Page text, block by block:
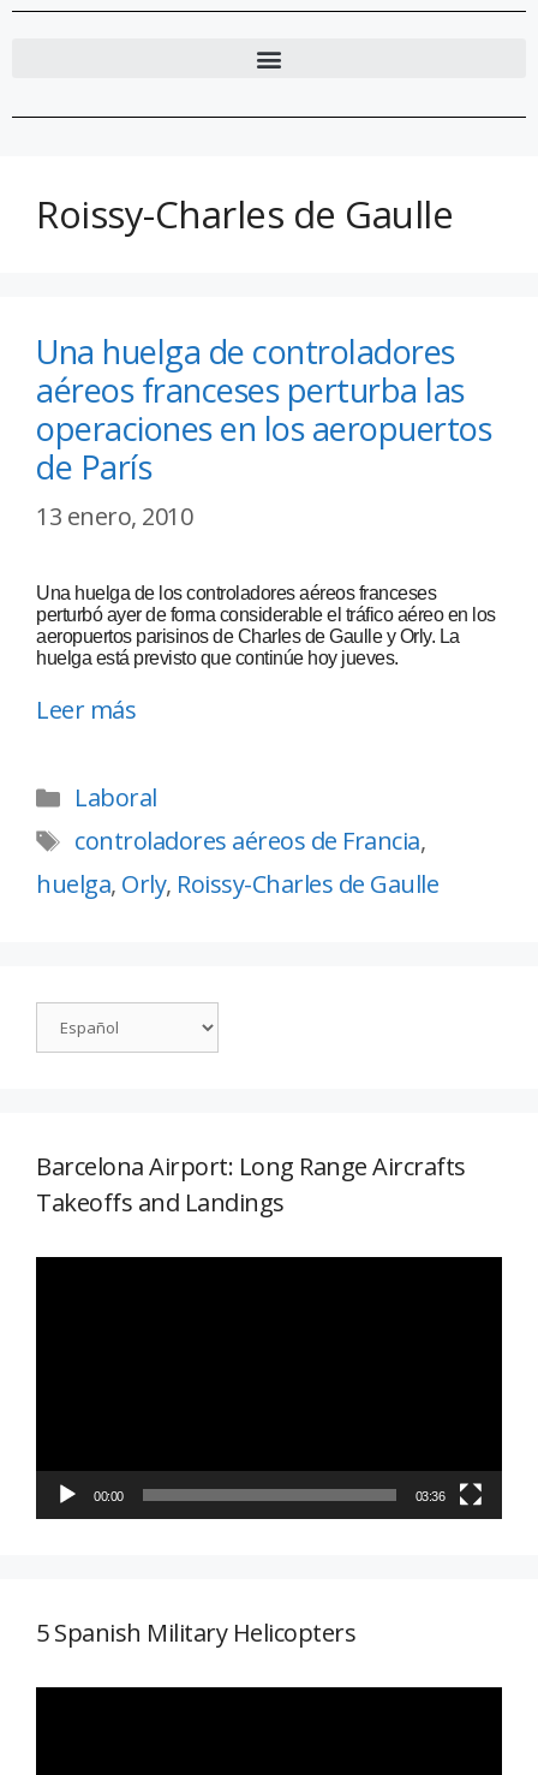
Roissy-Charles de Gaulle
Una huelga de controladores
aéreos franceses perturba las
operaciones en los aeropuertos
de París
13 enero, 2010
Una huelga de los controladores aéreos franceses
perturbó ayer de forma considerable el tráfico aéreo en los
aeropuertos parisinos de Charles de Gaulle y Orly. La
huelga está previsto que continúe hoy jueves.
Leer más
Laboral
controladores aéreos de Francia,
huelga, Orly, Roissy-Charles de Gaulle
Barcelona Airport: Long Range Aircrafts
Takeoffs and Landings
00:00 03:36
5 Spanish Military Helicopters